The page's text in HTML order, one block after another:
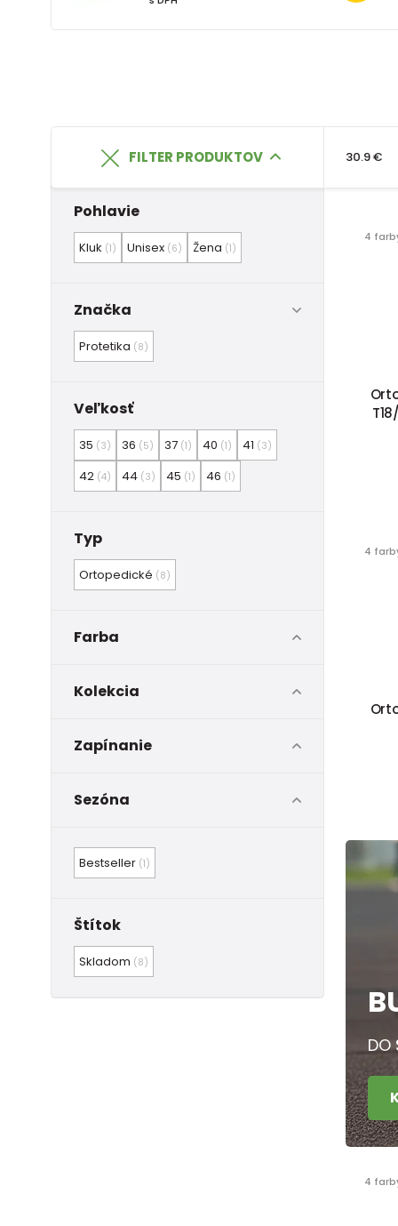
FILTER PRODUKTOV
Pohlavie
Kluk (1) Unisex (6) Žena (1)
Značka
Protetika (8)
Veľkosť
35 (3) 36 (5) 37 (1) 40 (1) 41 (3)
42 (4) 44 (3) 45 (1) 46 (1)
Typ
Ortopedické (8)
Farba
Kolekcia
Zapínanie
Sezóna
Bestseller (1)
Štítok
Skladom (8)
30.9 €
4
4
DO
4